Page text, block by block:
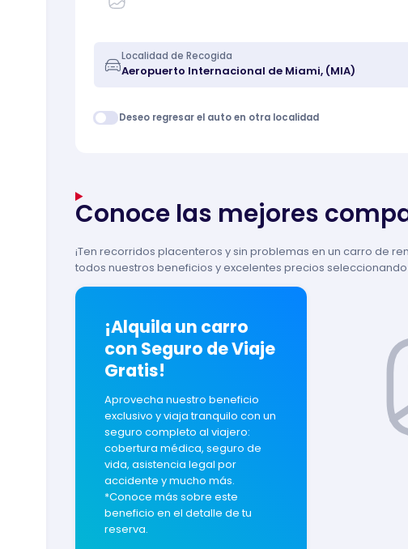
Localidad de Recogida
Deseo regresar el auto en otra localidad
Conoce las mejores
¡Ten recorridos placenteros y sin problemas en un carro de
todos nuestros beneficios y excelentes precios
¡Alquila un carro
con Seguro de Viaje
Gratis!
Aprovecha nuestro beneficio
exclusivo y viaja tranquilo con un
seguro completo al viajero:
cobertura médica, seguro de
vida, asistencia legal por
accidente y mucho más.
*Conoce más sobre este
beneficio en el detalle de tu
reserva.